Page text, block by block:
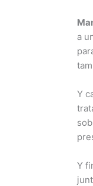
a
Y
Y